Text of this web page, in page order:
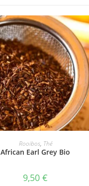
AJOUTER AU PANIER
Rooibos, Thé
African Earl Grey Bio
9,50 €